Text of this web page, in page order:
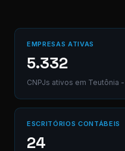
EMPRESAS ATIVAS
5.332
CNPJs ativos em Teutônia
ESCRITÓRIOS CONTÁBEIS
24